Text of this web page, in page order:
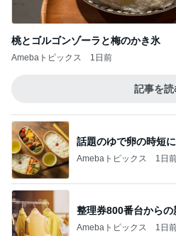
桃とゴルゴンゾーラと梅のかき氷
Amebaトピックス 1日前
記事を読
話題のゆで卵の時短
Amebaトピックス 1日
整理券800番台からの
Amebaトピックス 1日